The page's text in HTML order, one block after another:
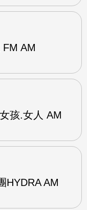
AM
孩.女人 AM
HYDRA AM